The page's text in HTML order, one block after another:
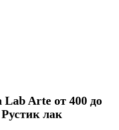
Arte от 400 до
лак